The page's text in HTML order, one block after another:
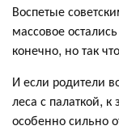
Воспетые
массовое
конечно, но так
И если родители
леса с палаткой,
особенно сильно